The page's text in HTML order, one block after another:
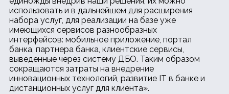
использовать и в дальнейшем для расширения
набора услуг, для реализации на базе уже
имеющихся сервисов разнообразных
интерфейсов: мобильное приложение, портал
банка, партнера банка, клиентские сервисы,
выведенные через систему ДБО. Таким образом
сокращаются затраты на внедрение
инновационных технологий, развитие IT в банке и
дистанционных услуг для клиента».